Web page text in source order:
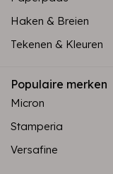
Haken & Breien
Tekenen & Kleuren
Populaire merken
Micron
Stamperia
Versafine